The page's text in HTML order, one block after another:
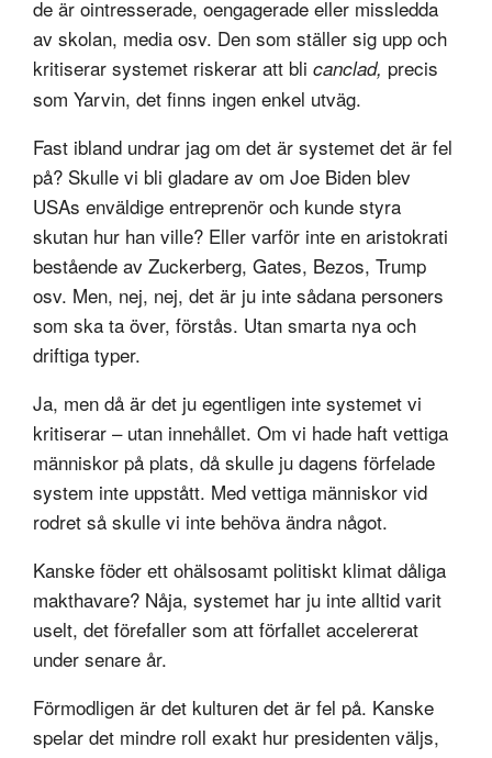
de är ointresserade, oengagerade eller missledda
av skolan, media osv. Den som ställer sig upp och
kritiserar systemet riskerar att bli canclad, precis
som Yarvin, det finns ingen enkel utväg.
Fast ibland undrar jag om det är systemet det är fel
på? Skulle vi bli gladare av om Joe Biden blev
USAs enväldige entreprenör och kunde styra
skutan hur han ville? Eller varför inte en aristokrati
bestående av Zuckerberg, Gates, Bezos, Trump
osv. Men, nej, nej, det är ju inte sådana personers
som ska ta över, förstås. Utan smarta nya och
driftiga typer.
Ja, men då är det ju egentligen inte systemet vi
kritiserar – utan innehållet. Om vi hade haft vettiga
människor på plats, då skulle ju dagens förfelade
system inte uppstått. Med vettiga människor vid
rodret så skulle vi inte behöva ändra något.
Kanske föder ett ohälsosamt politiskt klimat dåliga
makthavare? Nåja, systemet har ju inte alltid varit
uselt, det förefaller som att förfallet accelererat
under senare år.
Förmodligen är det kulturen det är fel på. Kanske
spelar det mindre roll exakt hur presidenten väljs,